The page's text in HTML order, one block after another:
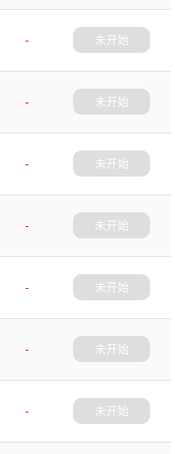
-
未开始
-
未开始
-
未开始
-
未开始
-
未开始
-
未开始
-
未开始